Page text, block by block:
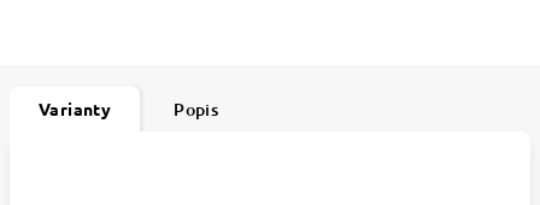
Varianty Popis